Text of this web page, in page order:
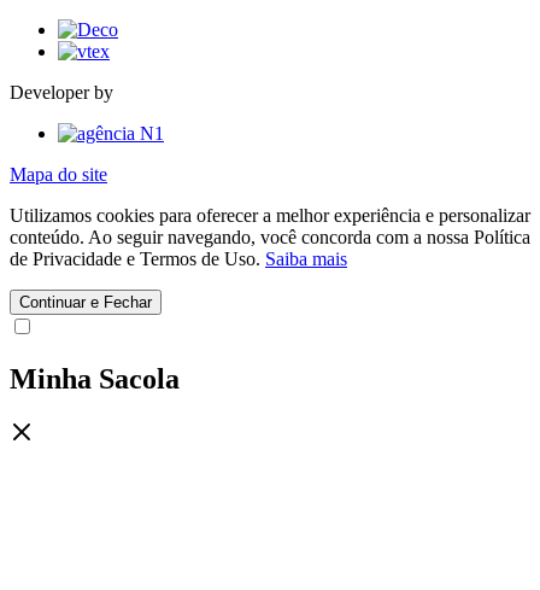
Developer by
Mapa do site
Utilizamos cookies para oferecer a melhor experiência e personalizar
conteúdo. Ao seguir navegando, você concorda com a nossa Política
de Privacidade e Termos de Uso. Saiba mais
Continuar e Fechar
Minha Sacola